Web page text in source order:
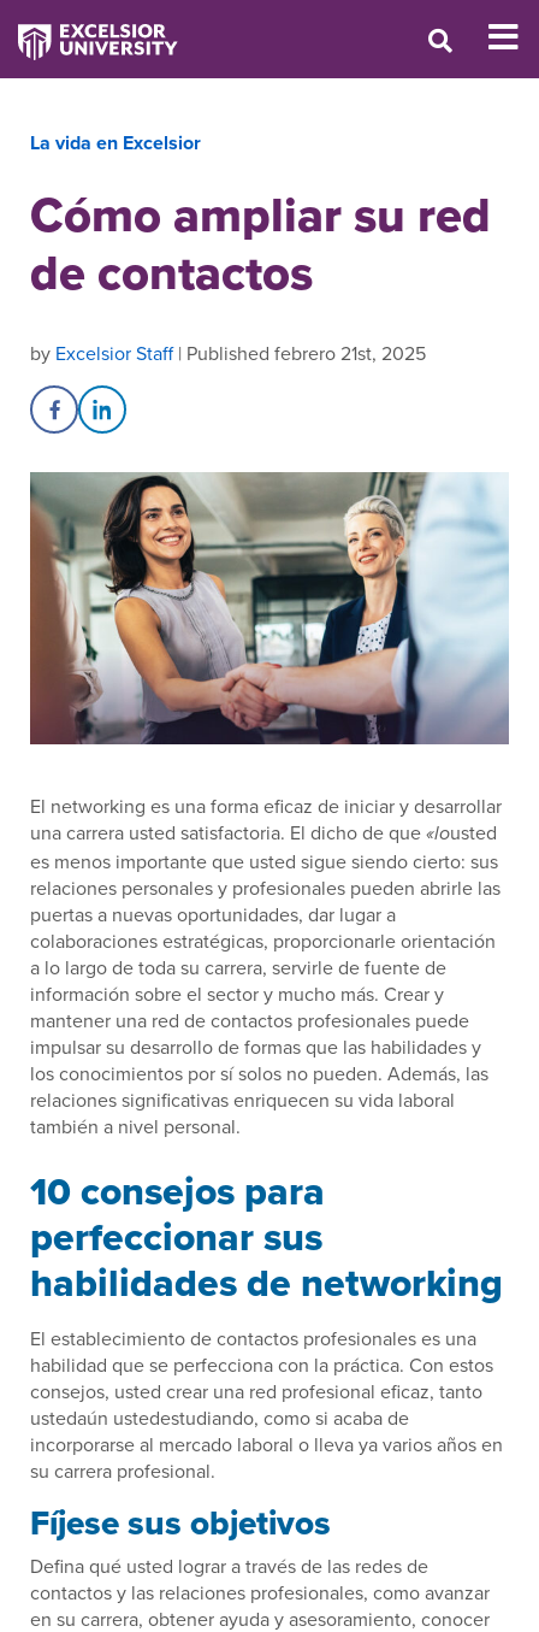
La vida en Excelsior
Cómo ampliar su red
de contactos
by Excelsior Staff| Published febrero 21st, 2025
Share on Facebook
Share on LinkedIn
El networking es una forma eficaz de iniciar y desarrollar
una carrera usted satisfactoria. El dicho de que «lousted
es menos importante que usted sigue siendo cierto: sus
relaciones personales y profesionales pueden abrirle las
puertas a nuevas oportunidades, dar lugar a
colaboraciones estratégicas, proporcionarle orientación
a lo largo de toda su carrera, servirle de fuente de
información sobre el sector y mucho más. Crear y
mantener una red de contactos profesionales puede
impulsar su desarrollo de formas que las habilidades y
los conocimientos por sí solos no pueden. Además, las
relaciones significativas enriquecen su vida laboral
también a nivel personal.
10 consejos para
perfeccionar sus
habilidades de networking
El establecimiento de contactos profesionales es una
habilidad que se perfecciona con la práctica. Con estos
consejos, usted crear una red profesional eficaz, tanto
ustedaún ustedestudiando, como si acaba de
incorporarse al mercado laboral o lleva ya varios años en
su carrera profesional.
Fíjese sus objetivos
Defina qué usted lograr a través de las redes de
contactos y las relaciones profesionales, como avanzar
en su carrera, obtener ayuda y asesoramiento, conocer